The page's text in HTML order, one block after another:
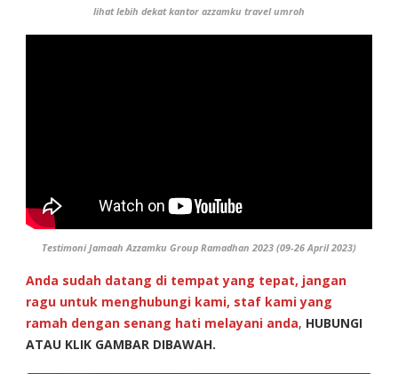
lihat lebih dekat kantor azzamku travel umroh
Testimoni Jamaah Azzamku Group Ramadhan 2023 (09-26 April 2023)
Anda sudah datang di tempat yang tepat, jangan
ragu untuk menghubungi kami, staf kami yang
ramah dengan senang hati melayani anda, HUBUNGI
ATAU KLIK GAMBAR DIBAWAH.